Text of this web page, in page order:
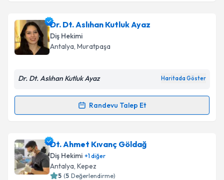
Takvim Talebini Gönder
Dt. Anılcan Aygüniçin randevu takvimi talebi
oluşturun. Size bu uzmandan randevu almanız için bir
takvim hazırlandığında e-posta ile bilgilendireceğiz.
Kişisel verilerimin işlenmesine ilişkinAydınlatma
Takvim Talebini Gönder
Dr. Dt. Aslıhan Kutluk Ayaz
Diş Hekimi
Antalya, Muratpaşa
Dr. Dt. Aslıhan Kutluk Ayaz Haritada Göster
Randevu Talep Et
Randevu Takvimi Talebi
Dr. Dt. Aslıhan Kutluk Ayaziçin randevu takvimi
talebi oluşturun. Size bu uzmandan randevu almanız
için bir takvim hazırlandığında e-posta ile
bilgilendireceğiz.
Dt. Ahmet Kıvanç Göldağ
Diş Hekimi +1diğer
Antalya, Kepez
5 (5 Değerlendirme)